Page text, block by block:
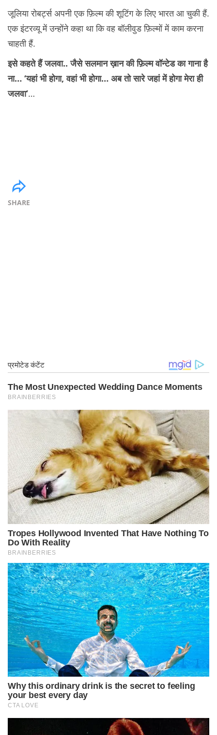
जूलिया रोबर्ट्स अपनी एक फ़िल्म की शूटिंग के लिए भारत आ चुकी हैं.
एक इंटरव्यू में उन्होंने कहा था कि वह बॉलीवुड फ़िल्मों में काम करना
चाहती हैं.
इसे कहते हैं जलवा.. जैसे सलमान ख़ान की फ़िल्म वॉन्टेड का गाना है
ना… ‘यहां भी होगा, वहां भी होगा… अब तो सारे जहां में होगा मेरा ही
जलवा’…
SHARE